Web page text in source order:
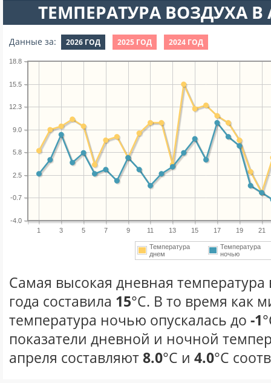
ТЕМПЕРАТУРА ВОЗДУХА В
Данные за: 2026 ГОД 2025 ГОД 2024 ГОД
1 3 5 7 9 11 13 15 17 19 21
-4.0
-0.7
2.5
5.8
9.0
12.3
15.5
18.8
Температура
днем
Температура
ночью
Самая высокая дневная температура
года составила 15°С. В то время как
температура ночью опускалась до -1
показатели дневной и ночной
апреля составляют8.0°С и 4.0°С